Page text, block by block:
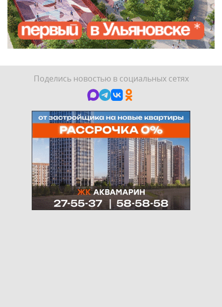
Поделись новостью в социальных сетях